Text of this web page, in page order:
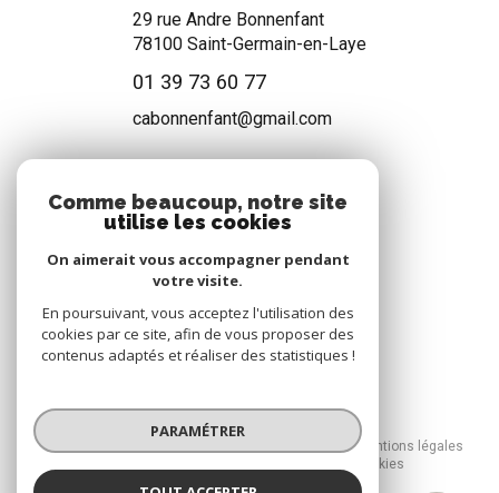
29 rue Andre Bonnenfant
78100 Saint-Germain-en-Laye
01 39 73 60 77
cabonnenfant@gmail.com
NOS RÉSEAUX
Nous suivre
© 2026 | Tous droits réservés
Mentions légales
Cookies
Comme beaucoup, notre site
utilise les cookies
On aimerait vous accompagner pendant
votre visite.
En poursuivant, vous acceptez l'utilisation des
cookies par ce site, afin de vous proposer des
contenus adaptés et réaliser des statistiques !
PARAMÉTRER